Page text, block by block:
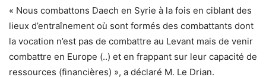
« Nous combattons Daech en Syrie à la fois en ciblant des
lieux d’entraînement où sont formés des combattants dont
la vocation n’est pas de combattre au Levant mais de venir
combattre en Europe (..) et en frappant sur leur capacité de
ressources (financières) », a déclaré M. Le Drian.